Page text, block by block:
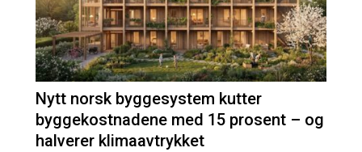
Nytt norsk byggesystem kutter
byggekostnadene med 15 prosent – og
halverer klimaavtrykket